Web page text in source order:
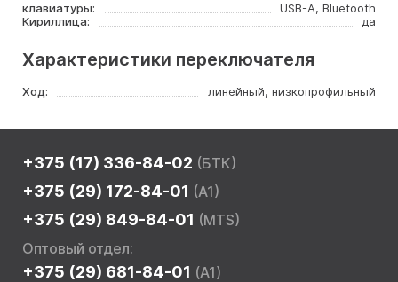
клавиатуры:
USB-A, Bluetooth
Кириллица:
да
Характеристики переключателя
Ход: линейный, низкопрофильный
+375 (17) 336-84-02 (БТК)
+375 (29) 172-84-01 (A1)
+375 (29) 849-84-01 (MTS)
Оптовый отдел:
+375 (29) 681-84-01 (A1)